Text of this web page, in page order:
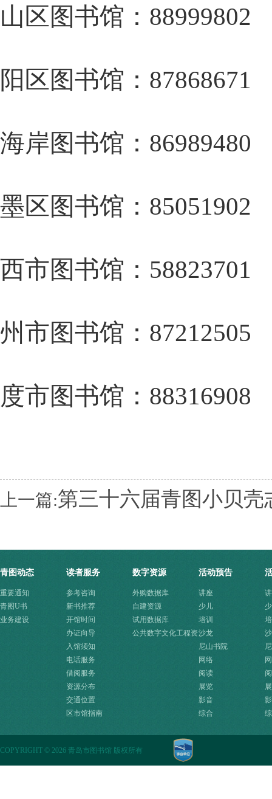
山区图书馆：88999802
阳区图书馆：87868671
海岸图书馆：86989480
墨区图书馆：85051902
西市图书馆：58823701
州市图书馆：87212505
度市图书馆：88316908
上一篇:第三十六届青图小贝壳
青图动态
重要通知
青图U书
业务建设
读者服务
参考咨询
新书推荐
开馆时间
办证向导
入馆须知
电话服务
借阅服务
资源分布
交通位置
区市馆指南
数字资源
外购数据库
自建资源
试用数据库
公共数字文化工程资
活动预告
讲座
少儿
培训
沙龙
尼山书院
网络
阅读
展览
影音
综合
COPYRIGHT © 2026 青岛市图书馆 版权所有